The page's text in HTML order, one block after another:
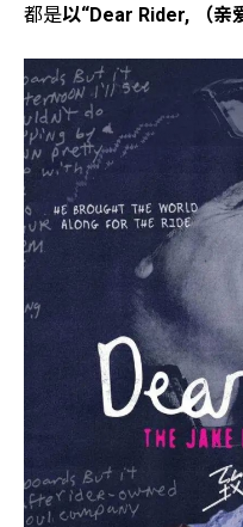
都是以“Dear Rider, （亲